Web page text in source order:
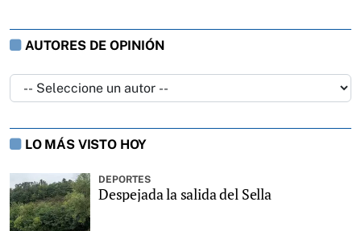
AUTORES DE OPINIÓN
LO MÁS VISTO HOY
DEPORTES
Despejada la salida del Sella